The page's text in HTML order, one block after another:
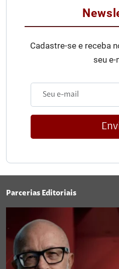
Cadastre-se e receba
seu e-
Parcerias Editoriais